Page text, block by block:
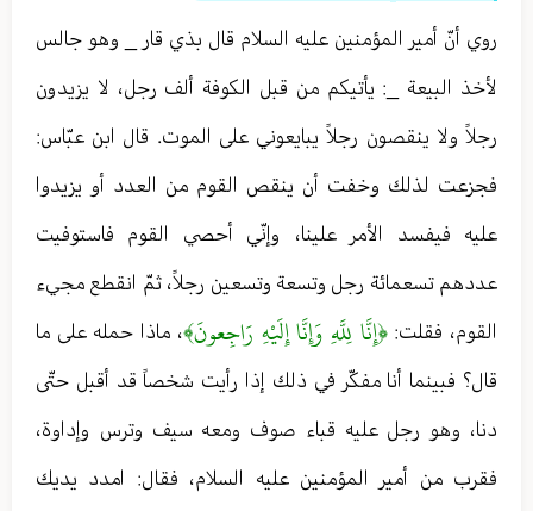
روي أنّ أمير المؤمنين عليه السلام قال بذي قار _ وهو جالس
لأخذ البيعة _: يأتيكم من قبل الكوفة ألف رجل، لا يزيدون
رجلاً ولا ينقصون رجلاً يبايعوني على الموت. قال ابن عبّاس:
فجزعت لذلك وخفت أن ينقص القوم من العدد أو يزيدوا
عليه فيفسد الأمر علينا، وإنّي أحصي القوم فاستوفيت
عددهم تسعمائة رجل وتسعة وتسعين رجلاً، ثمّ انقطع مجيء
القوم، فقلت:﴿إِنَّا لِلَّهِ وَإِنَّا إِلَيْهِ رَاجِعونَ﴾، ماذا حمله على ما
قال؟ فبينما أنا مفكّر في ذلك إذا رأيت شخصاً قد أقبل حتّى
دنا، وهو رجل عليه قباء صوف ومعه سيف وترس وإداوة،
فقرب من أمير المؤمنين عليه السلام، فقال: امدد يديك